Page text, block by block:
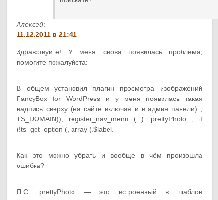
Алексей:
11.12.2011 в 21:41
Здравствуйте! У меня снова появилась проблема,
помогите пожалуйста:
В общем установил плагин просмотра изображений
FancyBox for WordPress и у меня появилась такая
надпись сверху (на сайте включая и в админ панели) ,
TS_DOMAIN)); register_nav_menu ( ). prettyPhoto ; if
(!ts_get_option (, array (.$label.
Как это можно убрать и вообще в чём произошла
ошибка?
П.С. prettyPhoto — это встроенный в шаблон